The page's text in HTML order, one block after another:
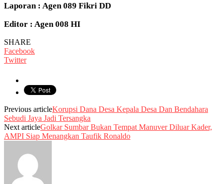
Laporan : Agen 089 Fikri DD
Editor : Agen 008 HI
SHARE
Facebook
Twitter
Previous articleKorupsi Dana Desa Kepala Desa Dan Bendahara
Sebudi Jaya Jadi Tersangka
Next articleGolkar Sumbar Bukan Tempat Manuver Diluar Kader,
AMPI Siap Menangkan Taufik Ronaldo